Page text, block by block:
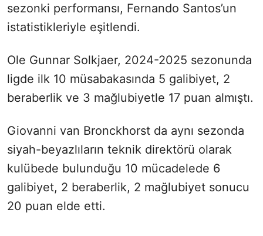
sezonki performansı, Fernando Santos’un
istatistikleriyle eşitlendi.
Ole Gunnar Solkjaer, 2024-2025 sezonunda
ligde ilk 10 müsabakasında 5 galibiyet, 2
beraberlik ve 3 mağlubiyetle 17 puan almıştı.
Giovanni van Bronckhorst da aynı sezonda
siyah-beyazlıların teknik direktörü olarak
kulübede bulunduğu 10 mücadelede 6
galibiyet, 2 beraberlik, 2 mağlubiyet sonucu
20 puan elde etti.